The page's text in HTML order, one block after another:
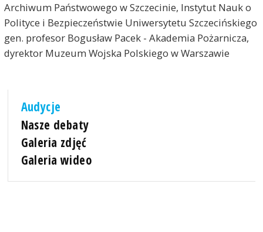
Archiwum Państwowego w Szczecinie, Instytut Nauk o
Polityce i Bezpieczeństwie Uniwersytetu Szczecińskiego
gen. profesor Bogusław Pacek - Akademia Pożarnicza,
dyrektor Muzeum Wojska Polskiego w Warszawie
Audycje
Nasze debaty
Galeria zdjęć
Galeria wideo